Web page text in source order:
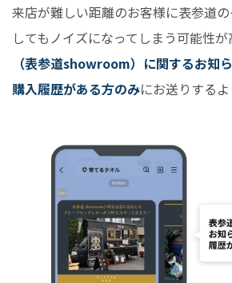
来店が難しい距離のお客様に表参道
してもノイズになってしまう可能性が
（表参道showroom）に関するお知
購入履歴がある方のみにお送りするよ